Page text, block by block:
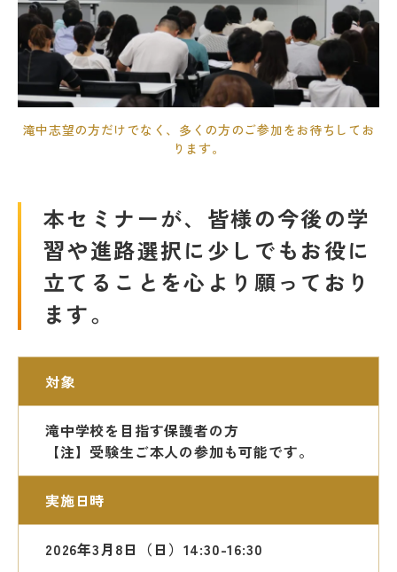
滝中志望の方だけでなく、多くの方のご参加をお待ちしてお
ります。
本セミナーが、皆様の今後の学
習や進路選択に少しでもお役に
立てることを心より願っており
ます。
対象
滝中学校を目指す保護者の方
【注】受験生ご本人の参加も可能です。
実施日時
2026年3月8日（日）14:30-16:30